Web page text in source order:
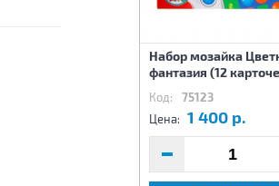
Набор мозайка
фантазия (12
Код: 75123
Цена: 1 400 р.